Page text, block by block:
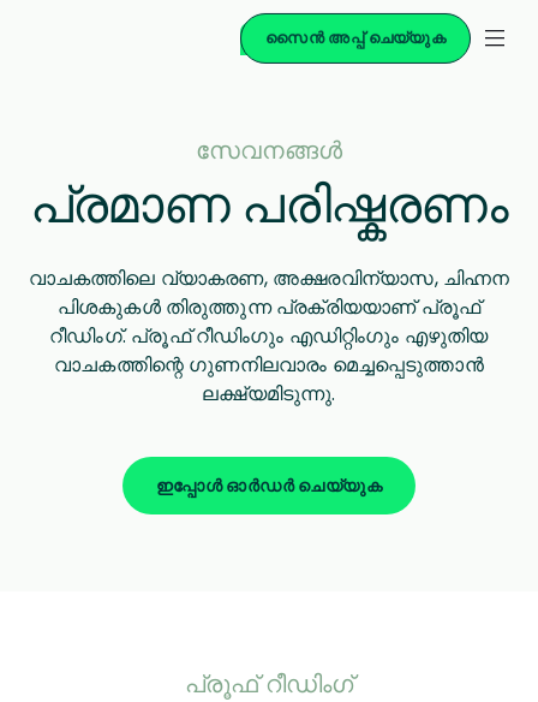
സൈൻ അപ്പ് ചെയ്യുക
സേവനങ്ങള്‍
പ്രമാണ പരിഷ്കരണം
വാചകത്തിലെ വ്യാകരണ, അക്ഷരവിന്യാസ, ചിഹ്നന
പിശകുകൾ തിരുത്തുന്ന പ്രക്രിയയാണ് പ്രൂഫ്
റീഡിംഗ്. പ്രൂഫ് റീഡിംഗും എഡിറ്റിംഗും എഴുതിയ
വാചകത്തിന്റെ ഗുണനിലവാരം മെച്ചപ്പെടുത്താൻ
ലക്ഷ്യമിടുന്നു.
ഇപ്പോൾ ഓർഡർ ചെയ്യുക
പ്രൂഫ് റീഡിംഗ്